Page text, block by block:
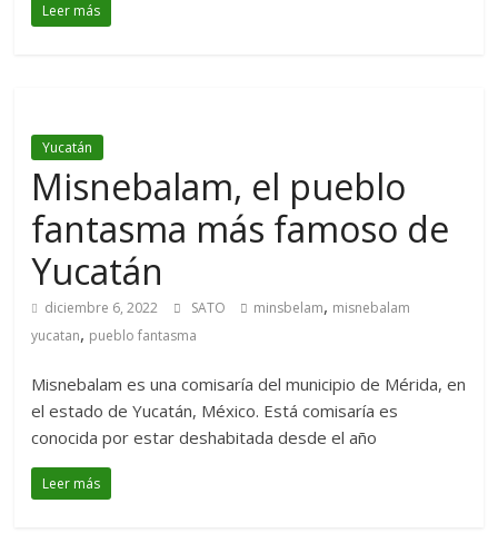
Leer más
Yucatán
Misnebalam, el pueblo
fantasma más famoso de
Yucatán
diciembre 6, 2022 SATO minsbelam, misnebalam
yucatan, pueblo fantasma
Misnebalam es una comisaría del municipio de Mérida, en
el estado de Yucatán, México. Está comisaría es
conocida por estar deshabitada desde el año
Leer más